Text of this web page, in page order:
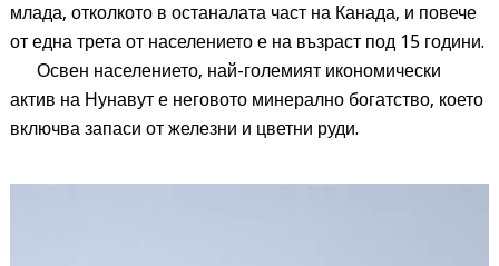
млада, отколкото в останалата част на Канада, и повече
от една трета от населението е на възраст под 15 години.
Освен населението, най-големият икономически
актив на Нунавут е неговото минерално богатство, което
включва запаси от железни и цветни руди.